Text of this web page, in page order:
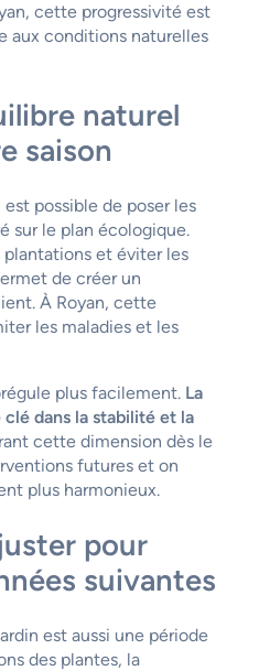
cette progressivité est
aux conditions naturelles
naturel
saison
possible de poser les
sur le plan écologique.
plantations et éviter les
de créer un
À Royan, cette
les maladies et les
plus facilement. La
dans la stabilité et la
cette dimension dès le
futures et on
plus harmonieux.
pour
suivantes
est aussi une période
des plantes, la